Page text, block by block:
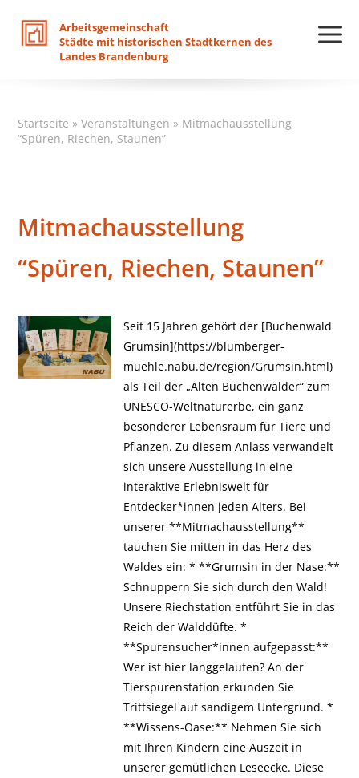
Arbeitsgemeinschaft
Städte mit historischen Stadtkernen des
Landes Brandenburg
Startseite »Veranstaltungen » Mitmachausstellung
“Spüren, Riechen, Staunen”
Mitmachausstellung
“Spüren, Riechen, Staunen”
Seit 15 Jahren gehört der [Buchenwald
Grumsin](https://blumberger-
muehle.nabu.de/region/Grumsin.html)
als Teil der „Alten Buchenwälder“ zum
UNESCO-Weltnaturerbe, ein ganz
besonderer Lebensraum für Tiere und
Pflanzen. Zu diesem Anlass verwandelt
sich unsere Ausstellung in eine
interaktive Erlebniswelt für
Entdecker*innen jeden Alters. Bei
unserer **Mitmachausstellung**
tauchen Sie mitten in das Herz des
Waldes ein: * **Grumsin in der Nase:**
Schnuppern Sie sich durch den Wald!
Unsere Riechstation entführt Sie in das
Reich der Walddüfte. *
**Spurensucher*innen aufgepasst:**
Wer ist hier langgelaufen? An der
Tierspurenstation erkunden Sie
Trittsiegel auf sandigem Untergrund. *
**Wissens-Oase:** Nehmen Sie sich
mit Ihren Kindern eine Auszeit in
unserer gemütlichen Leseecke. Diese